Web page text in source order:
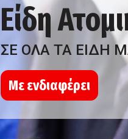
Είδη
ΣΕ ΟΛΑ ΤΑ ΕΙΔΗ
Με ενδιαφέρει